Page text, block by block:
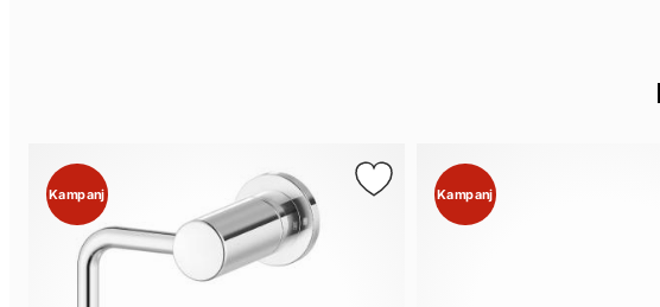
Kampanj Kampanj